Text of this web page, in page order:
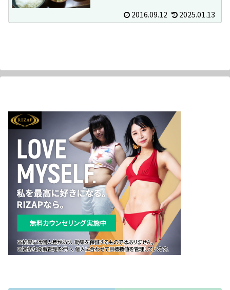
2016.09.12 2025.01.13